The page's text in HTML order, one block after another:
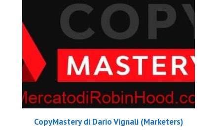
CopyMastery di Dario Vignali (Marketers)